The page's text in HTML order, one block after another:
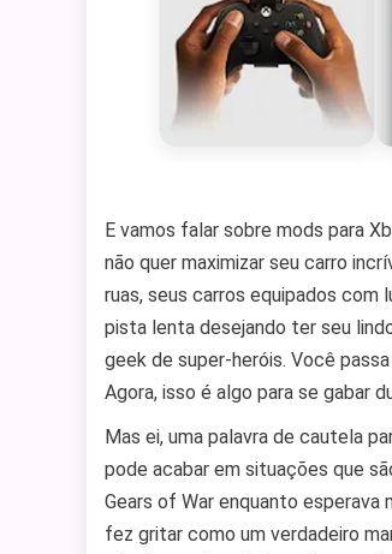
E vamos falar sobre mods para
não quer maximizar seu carro
ruas, seus carros equipados
pista lenta desejando ter seu
geek de super-heróis. Você
Agora, isso é algo para se gabar
Mas ei, uma palavra de cautela
pode acabar em situações que
Gears of War enquanto
fez gritar como um verdadeiro